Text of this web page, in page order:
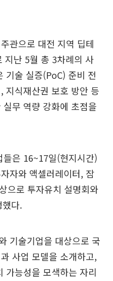
관으로 대전 지역 딥테
지난 5월 총 3차례의 사
기술 실증(PoC) 준비 전
지식재산권 보호 방안 등
무 역량 강화에 초점을
은 16~17일(현지시간)
자와 액셀러레이터, 잠
으로 투자유치 설명회와
다.
기술기업을 대상으로 국
사업 모델을 소개하고,
가능성을 모색하는 자리